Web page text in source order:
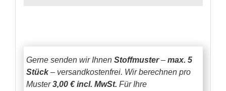
Gerne senden wir Ihnen Stoffmuster– max. 5
Stück– versandkostenfrei. Wir berechnen pro
Muster3,00 € incl. MwSt. Für Ihre